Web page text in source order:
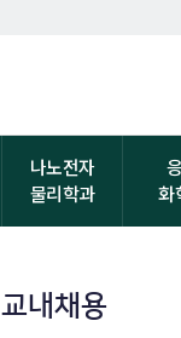
나노전자
물리학과
화
교내채용